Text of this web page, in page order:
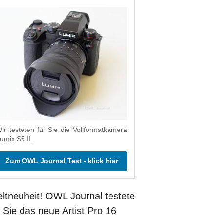
testeten für Sie die Vollformatkamera
S5 II.
Zum OWL Journal Test - klick hier
OWL Journal testete
Sie das neue Artist Pro 16